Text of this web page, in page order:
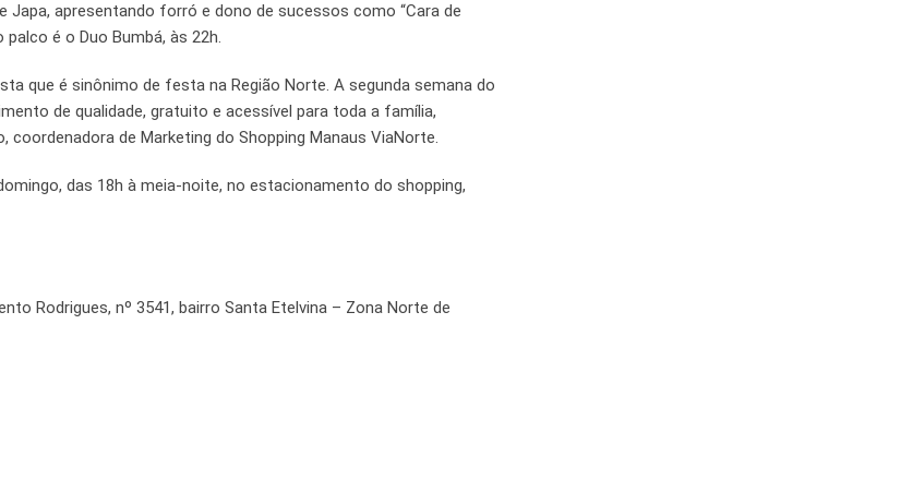
apresentando forró e dono de sucessos como “Cara de
palco é o Duo Bumbá, às 22h.
que é sinônimo de festa na Região Norte. A segunda semana do
de qualidade, gratuito e acessível para toda a família,
de Marketing do Shopping Manaus ViaNorte.
das 18h à meia-noite, no estacionamento do shopping,
Rodrigues, nº 3541, bairro Santa Etelvina – Zona Norte de